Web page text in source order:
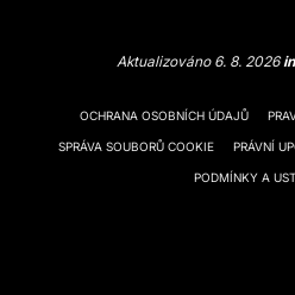
Aktualizováno 6. 8. 2026
OCHRANA OSOBNÍCH ÚDAJŮ
SPRÁVA SOUBORŮ COOKIE PRÁVNÍ
PODMÍNKY A